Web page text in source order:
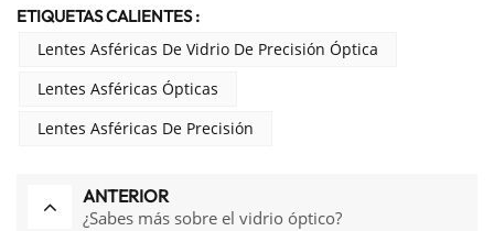
ETIQUETAS CALIENTES :
Lentes Asféricas De Vidrio De Precisión Óptica
Lentes Asféricas Ópticas
Lentes Asféricas De Precisión
ANTERIOR
¿Sabes más sobre el vidrio óptico?